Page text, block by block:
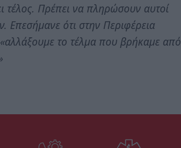
τέλος. Πρέπει να πληρώσουν αυτοί
Επεσήμανε ότι στην Περιφέρεια
το τέλμα που βρήκαμε από